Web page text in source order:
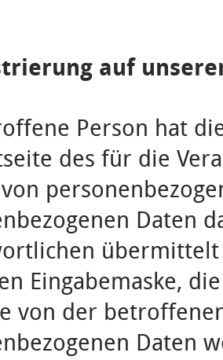
auf
Person hat
des für die
Daten
Eingabemaske,
von der
Daten